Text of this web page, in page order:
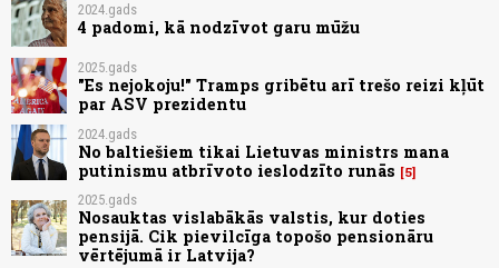
2024.gads
4 padomi, kā nodzīvot garu mūžu
2025.gads
"Es nejokoju!" Tramps gribētu arī trešo reizi kļūt
par ASV prezidentu
2024.gads
No baltiešiem tikai Lietuvas ministrs mana
putinismu atbrīvoto ieslodzīto runās
5
2025.gads
Nosauktas vislabākās valstis, kur doties
pensijā. Cik pievilcīga topošo pensionāru
vērtējumā ir Latvija?